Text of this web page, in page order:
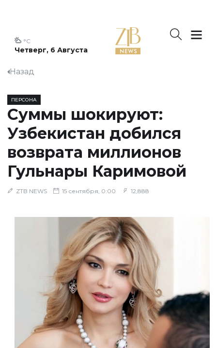
Четверг, 6 Августа
°C
Назад
ПЕРСОНА
Суммы шокируют:
Узбекистан добился
возврата миллионов
Гульнары Каримовой
ZTB NEWS 15 сентября, 0:00 12,888